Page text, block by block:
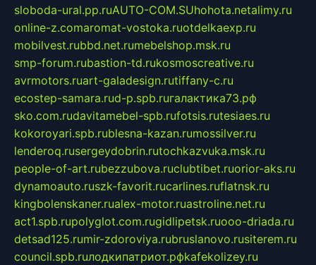
sloboda-ural.pp.ruAUTO-COM.SUhohota.netalimy.ru
online-z.comaromat-vostoka.ruotdelkaexp.ru
mobilvest.rubbd.net.rumebelshop.msk.ru
smp-forum.rubastion-td.rukosmoscreative.ru
avrmotors.ruart-galadesign.rutiffany-c.ru
ecostep-samara.rud-p.spb.ruгалактика73.рф
sko.com.rudavitamebel-spb.rufotsis.rutesiaes.ru
kokoroyari.spb.rublesna-kazan.rumossilver.ru
lenderoq.rusergeydobrin.rutochkazvuka.msk.ru
people-of-art.rubezzubova.ruclubtibet.ruorior-aks.ru
dynamoauto.ruszk-favorit.rucarlines.ruflatnsk.ru
kingbolenskaner.rualex-motor.ruastroline.net.ru
act1.spb.rupolyglot.com.rugidlipetsk.ruooo-driada.ru
detsad125.rumir-zdoroviya.rubruslanovo.rusiterem.ru
council.spb.ruлодкипатриот.рфkafekolizey.ru